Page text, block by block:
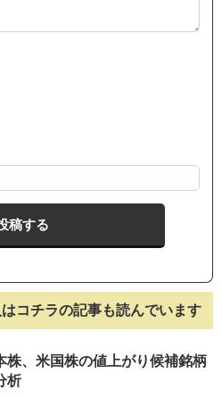
コチラの記事も読んでいます
株、米国株の値上がり候補銘柄
析